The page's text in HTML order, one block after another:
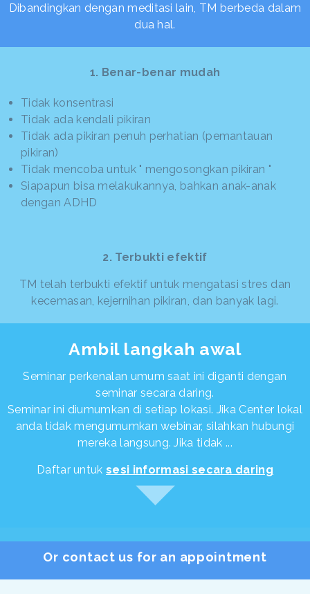
Dibandingkan dengan meditasi lain, TM berbeda dalam
dua hal.
1. Benar-benar mudah
Tidak konsentrasi
Tidak ada kendali pikiran
Tidak ada pikiran penuh perhatian (pemantauan
pikiran)
Tidak mencoba untuk " mengosongkan pikiran "
Siapapun bisa melakukannya, bahkan anak-anak
dengan ADHD
2. Terbukti efektif
TM telah terbukti efektif untuk mengatasi stres dan
kecemasan, kejernihan pikiran, dan banyak lagi.
Ambil langkah awal
Seminar perkenalan umum saat ini diganti dengan
seminar secara daring.
Seminar ini diumumkan di setiap lokasi. Jika Center lokal
anda tidak mengumumkan webinar, silahkan hubungi
mereka langsung. Jika tidak ...
Daftar untuksesi informasi secara daring
Or contact us for an appointment